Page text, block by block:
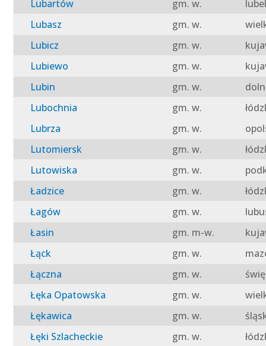
Lubartów gm. w.
Lubasz
gm. w.
Lubicz
gm. w.
Lubiewo
gm. w.
Lubin
gm. w.
Lubochnia
gm. w.
Lubrza
gm. w.
Lutomiersk
gm. w.
Lutowiska
gm. w.
Ładzice
gm. w.
Łagów
gm. w.
Łasin
gm. m-w.
Łąck
gm. w.
Łączna
gm. w.
Łęka Opatowska
gm. w.
Łękawica
gm. w.
Łęki Szlacheckie
gm. w.